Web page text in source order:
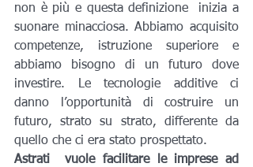
non è più e questa definizione  inizia a
suonare minacciosa. Abbiamo acquisito
competenze, istruzione superiore e
abbiamo bisogno di un futuro dove
investire. Le tecnologie additive ci
danno l’opportunità di costruire un
futuro, strato su strato, differente da
quello che ci era stato prospettato.
Astrati  vuole facilitare le imprese ad